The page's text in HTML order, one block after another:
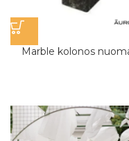
Marble kolonos